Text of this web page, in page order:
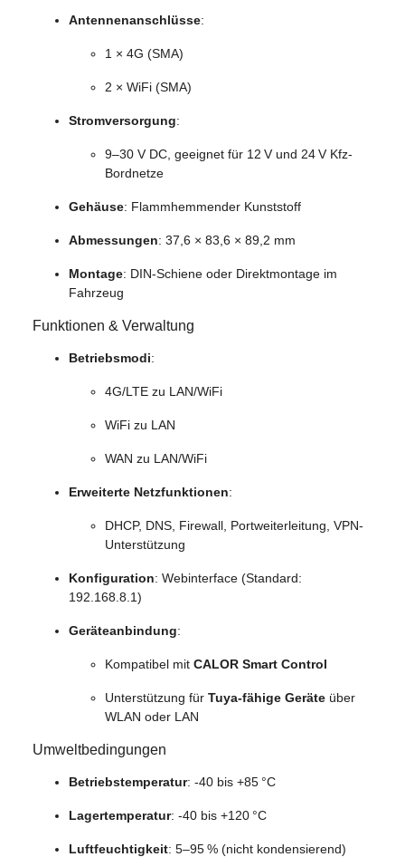
Antennenanschlüsse:
1 × 4G (SMA)
2 × WiFi (SMA)
Stromversorgung:
9–30 V DC, geeignet für 12 V und 24 V Kfz-
Bordnetze
Gehäuse: Flammhemmender Kunststoff
Abmessungen: 37,6 × 83,6 × 89,2 mm
Montage: DIN-Schiene oder Direktmontage im
Fahrzeug
Funktionen & Verwaltung
Betriebsmodi:
4G/LTE zu LAN/WiFi
WiFi zu LAN
WAN zu LAN/WiFi
Erweiterte Netzfunktionen:
DHCP, DNS, Firewall, Portweiterleitung, VPN-
Unterstützung
Konfiguration: Webinterface (Standard:
192.168.8.1)
Geräteanbindung:
Kompatibel mit CALOR Smart Control
Unterstützung für Tuya-fähige Geräte über
WLAN oder LAN
Umweltbedingungen
Betriebstemperatur: -40 bis +85 °C
Lagertemperatur: -40 bis +120 °C
Luftfeuchtigkeit: 5–95 % (nicht kondensierend)